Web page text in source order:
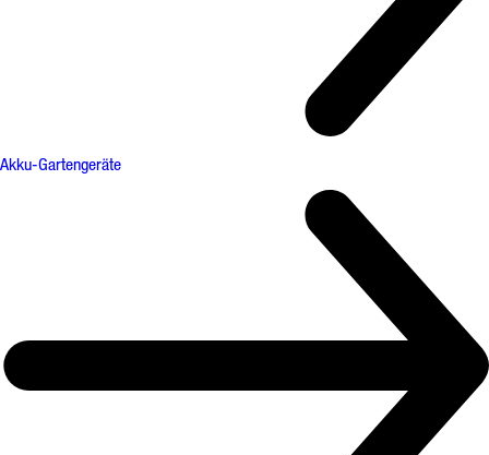
Akku-Gartengeräte